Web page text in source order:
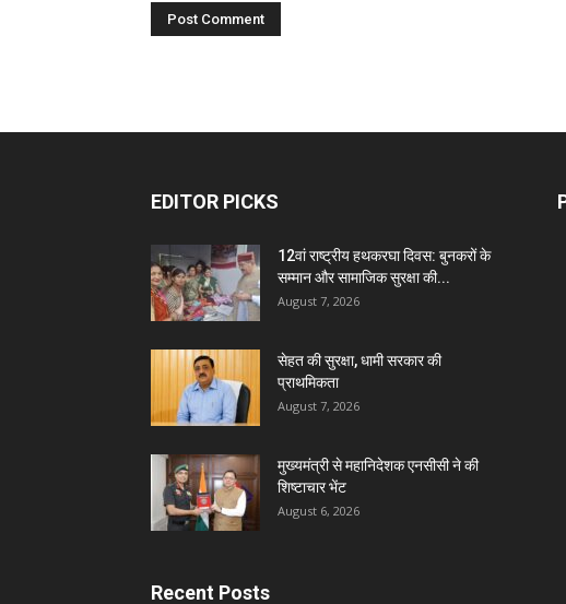
EDITOR PICKS
12वां राष्ट्रीय हथकरघा दिवस: बुनकरों के
सम्मान और सामाजिक सुरक्षा की...
August 7, 2026
सेहत की सुरक्षा, धामी सरकार की
प्राथमिकता
August 7, 2026
मुख्यमंत्री से महानिदेशक एनसीसी ने की
शिष्टाचार भेंट
August 6, 2026
Recent Posts